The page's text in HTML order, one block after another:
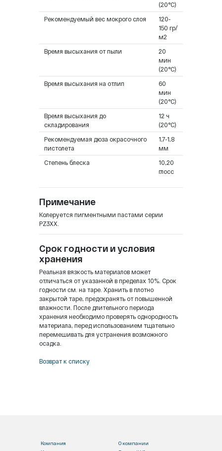
(20°C)
Рекомендуемый вес мокрого слоя
120-
150 гр/
м2
Время высыхания от пыли
20
мин
(20°C)
Время высыхания на отлип
60
мин
(20°C)
Время высыхания до
складирования
12 ч
(20°C)
Рекомендуемая дюза окрасочного
пистолета
1,7-1,8
мм
Степень блеска
10,20
глосс
Примечание
Колеруется пигментными пастами серии
PZ3XX.
Срок годности и условия
хранения
Реальная вязкость материалов может
отличаться от указанной в пределах 10%. Срок
годности см. на таре. Хранить в плотно
закрытой таре, предохранять от повышенной
влажности. После длительного периода
хранения необходимо проверять однородность
материала, перед использованием тщательно
перемешивать для устранения возможного
осадка.
Возврат к списку
О компании
Компания